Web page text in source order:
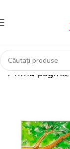
Prima pagină